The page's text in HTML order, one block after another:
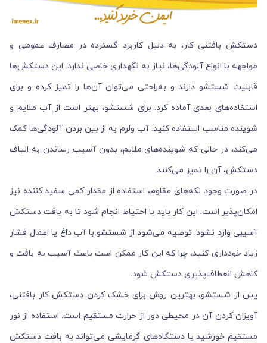
دستکش بافتنی کار، به دلیل کاربرد گسترده در مصارف عمومی و
مواجهه با انواع آلودگی‌ها، نیاز به نگهداری خاصی ندارد. این دستکش‌ها
قابلیت شستشو دارند و به‌راحتی می‌توان آن‌ها را تمیز کرده و برای
استفاده‌های بعدی آماده کرد. برای شستشو، بهتر است از آب ملایم و
شوینده مناسب استفاده کنید. آب ولرم به از بین بردن آلودگی‌ها کمک
می‌کند، در حالی که شوینده‌های ملایم، بدون آسیب رساندن به الیاف
دستکش، آن را تمیز می‌کنند.
در صورت وجود لکه‌های مقاوم، استفاده از مقدار کمی سفید کننده نیز
امکان‌پذیر است. این کار باید با احتیاط انجام شود تا به بافت دستکش
آسیبی وارد نشود. توصیه می‌شود از شستشو با آب داغ یا اعمال فشار
زیاد خودداری کنید، چرا که این کار ممکن است باعث آسیب به بافت و
کاهش انعطاف‌پذیری دستکش شود.
پس از شستشو، بهترین روش برای خشک کردن دستکش کار بافتنی،
آویزان کردن آن در محیطی دور از حرارت مستقیم است. استفاده از نور
مستقیم خورشید یا دستگاه‌های گرمایشی می‌تواند به بافت دستکش